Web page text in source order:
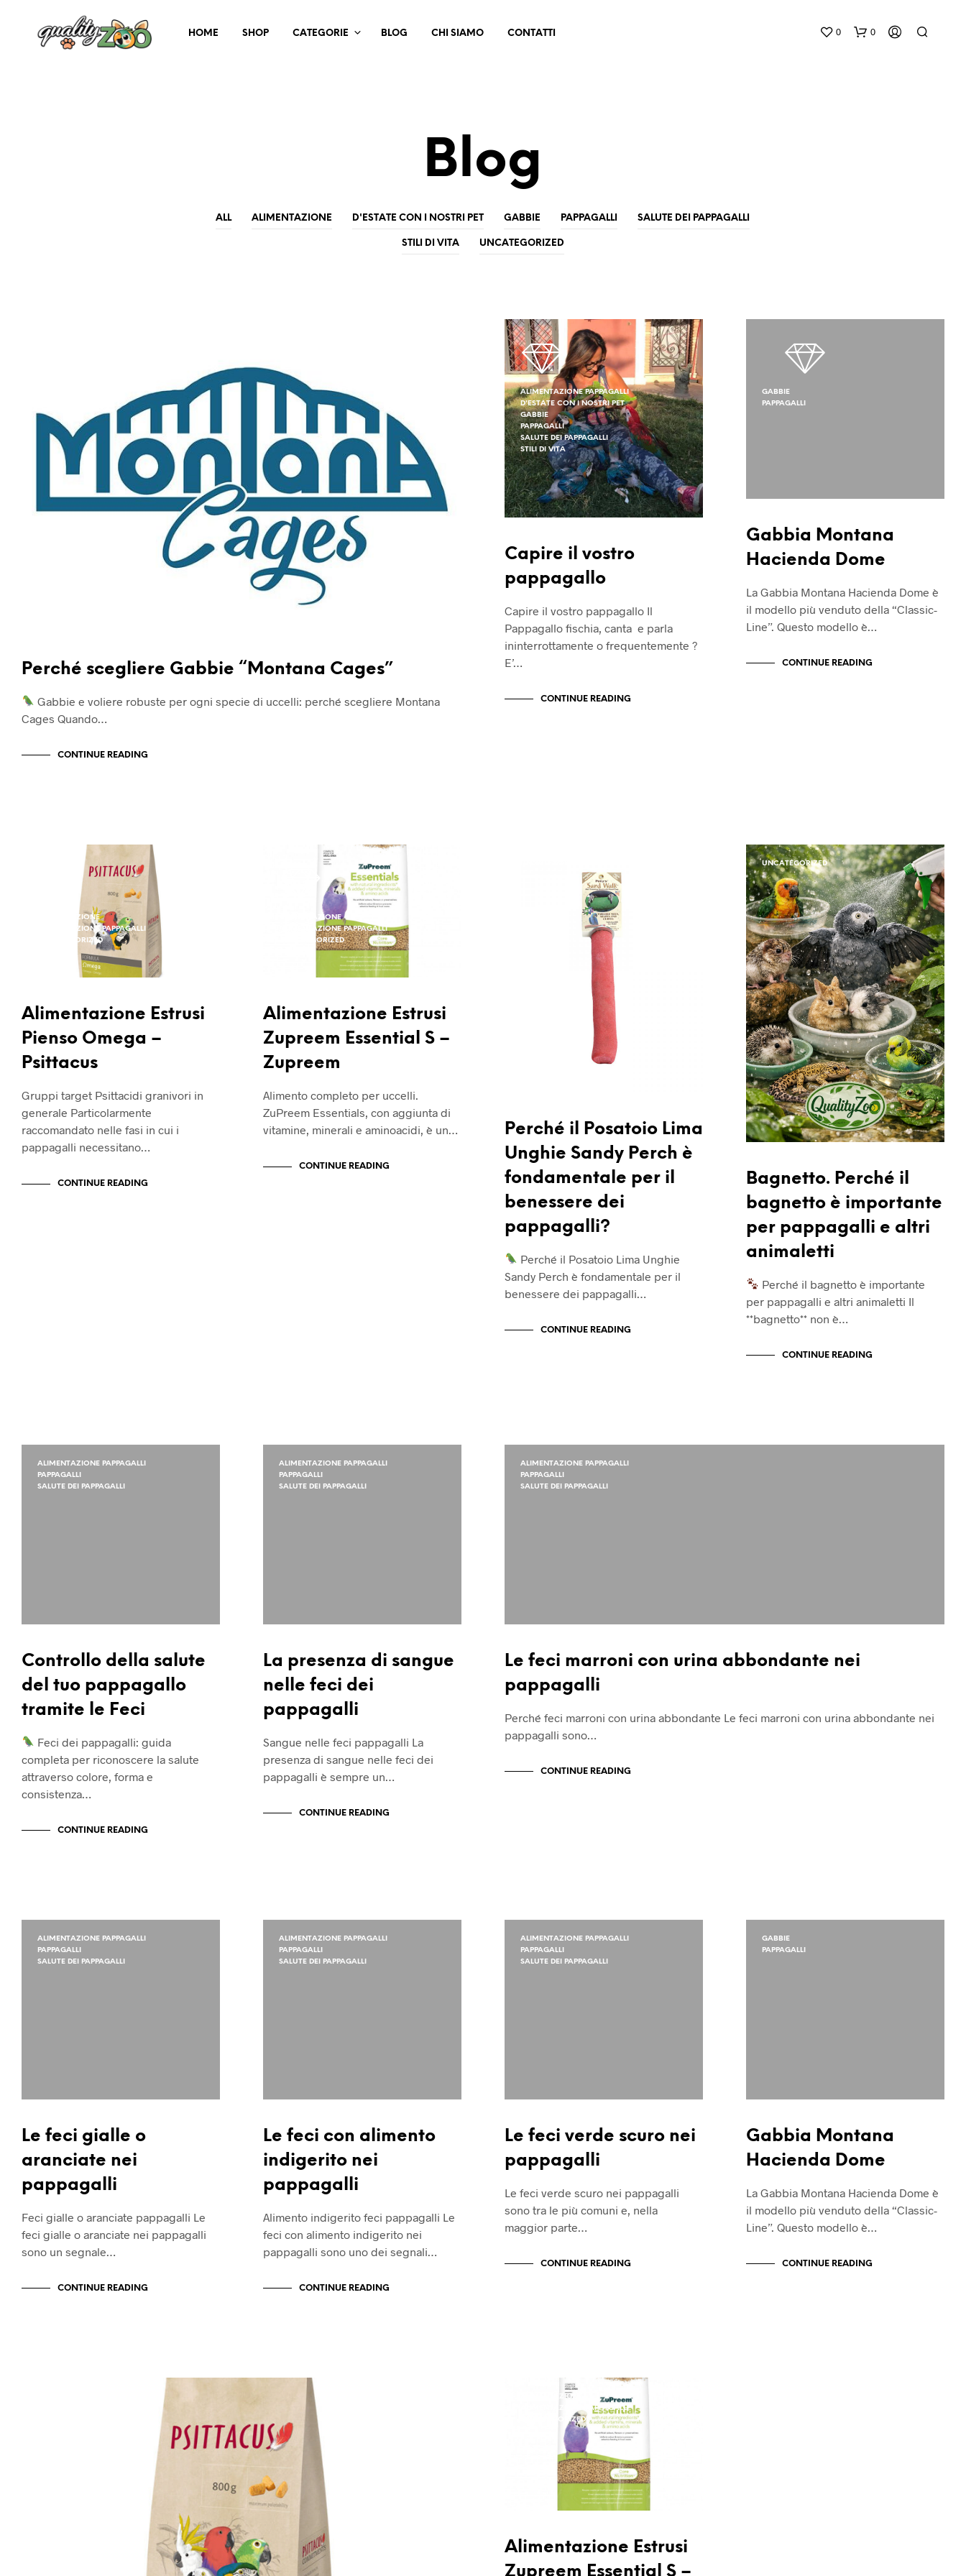
HOME SHOP CATEGORIE BLOG CHI SIAMO CONTATTI 0 0
O
Blog
ALL ALIMENTAZIONE D'ESTATE CON I NOSTRI PET GABBIE PAPPAGALLI SALUTE DEI PAPPAGALLI
STILI DI VITA UNCATEGORIZED
Perché scegliere Gabbie “Montana Cages”
Gabbie e voliere robuste per ogni specie di uccelli: perché scegliere Montana
Cages Quando…
CONTINUE READING
ALIMENTAZIONE PAPPAGALLI
D'ESTATE CON I NOSTRI PET
GABBIE
PAPPAGALLI
SALUTE DEI PAPPAGALLI
STILI DI VITA
Capire il vostro
pappagallo
Capire il vostro pappagallo Il
Pappagallo fischia, canta e parla
ininterrottamente o frequentemente ?
E’…
CONTINUE READING
GABBIE
PAPPAGALLI
Gabbia Montana
Hacienda Dome
La Gabbia Montana Hacienda Dome è
il modello più venduto della “Classic-
Line”. Questo modello è…
CONTINUE READING
ALIMENTAZIONE
ALIMENTAZIONE PAPPAGALLI
UNCATEGORIZED
Alimentazione Estrusi
Pienso Omega –
Psittacus
Gruppi target Psittacidi granivori in
generale Particolarmente
raccomandato nelle fasi in cui i
pappagalli necessitano…
CONTINUE READING
ALIMENTAZIONE
ALIMENTAZIONE PAPPAGALLI
UNCATEGORIZED
Alimentazione Estrusi
Zupreem Essential S –
Zupreem
Alimento completo per uccelli.
ZuPreem Essentials, con aggiunta di
vitamine, minerali e aminoacidi, è un…
CONTINUE READING
Perché il Posatoio Lima
Unghie Sandy Perch è
fondamentale per il
benessere dei
pappagalli?
Perché il Posatoio Lima Unghie
Sandy Perch è fondamentale per il
benessere dei pappagalli…
CONTINUE READING
UNCATEGORIZED
Bagnetto. Perché il
bagnetto è importante
per pappagalli e altri
animaletti
Perché il bagnetto è importante
per pappagalli e altri animaletti Il
**bagnetto** non è…
CONTINUE READING
ALIMENTAZIONE PAPPAGALLI
PAPPAGALLI
SALUTE DEI PAPPAGALLI
Controllo della salute
del tuo pappagallo
tramite le Feci
Feci dei pappagalli: guida
completa per riconoscere la salute
attraverso colore, forma e
consistenza…
CONTINUE READING
ALIMENTAZIONE PAPPAGALLI
PAPPAGALLI
SALUTE DEI PAPPAGALLI
La presenza di sangue
nelle feci dei
pappagalli
Sangue nelle feci pappagalli La
presenza di sangue nelle feci dei
pappagalli è sempre un…
CONTINUE READING
ALIMENTAZIONE PAPPAGALLI
PAPPAGALLI
SALUTE DEI PAPPAGALLI
Le feci marroni con urina abbondante nei
pappagalli
Perché feci marroni con urina abbondante Le feci marroni con urina abbondante nei
pappagalli sono…
CONTINUE READING
ALIMENTAZIONE PAPPAGALLI
PAPPAGALLI
SALUTE DEI PAPPAGALLI
Le feci gialle o
aranciate nei
pappagalli
Feci gialle o aranciate pappagalli Le
feci gialle o aranciate nei pappagalli
sono un segnale…
CONTINUE READING
ALIMENTAZIONE PAPPAGALLI
PAPPAGALLI
SALUTE DEI PAPPAGALLI
Le feci con alimento
indigerito nei
pappagalli
Alimento indigerito feci pappagalli Le
feci con alimento indigerito nei
pappagalli sono uno dei segnali…
CONTINUE READING
ALIMENTAZIONE PAPPAGALLI
PAPPAGALLI
SALUTE DEI PAPPAGALLI
Le feci verde scuro nei
pappagalli
Le feci verde scuro nei pappagalli
sono tra le più comuni e, nella
maggior parte…
CONTINUE READING
GABBIE
PAPPAGALLI
Gabbia Montana
Hacienda Dome
La Gabbia Montana Hacienda Dome è
il modello più venduto della “Classic-
Line”. Questo modello è…
CONTINUE READING
ALIMENTAZIONE
ALIMENTAZIONE PAPPAGALLI
UNCATEGORIZED
Alimentazione Estrusi
Zupreem Essential S –